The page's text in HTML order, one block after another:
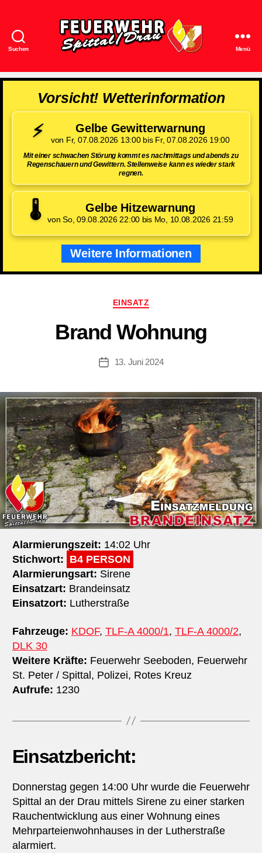
Suchen
Spittal/Drau
Menü
Vorsicht! Wetterinformation
⚡ Gelbe Gewitterwarnung
von Fr, 07.08.2026 13:00 bis Fr, 07.08.2026 19:00
Mit einer schwachen Störung kommt es nachmittags und abends zu
Regenschauern und Gewittern. Stellenweise kann es wieder stark
regnen.
🌡️ Gelbe Hitzewarnung
von So, 09.08.2026 22:00 bis Mo, 10.08.2026 21:59
Weitere Informationen
Kategorien
EINSATZ
Brand Wohnung
Beitragsdatum
13. Juni 2024
Alarmierungszeit: 14:02 Uhr
Stichwort: B4 PERSON
Alarmierungsart: Sirene
Einsatzart: Brandeinsatz
Einsatzort: Lutherstraße
Fahrzeuge: KDOF, TLF-A 4000/1, TLF-A 4000/2,
DLK 30
Weitere Kräfte: Feuerwehr Seeboden, Feuerwehr
St. Peter / Spittal, Polizei, Rotes Kreuz
Aufrufe: 1230
Einsatzbericht:
Donnerstag gegen 14:00 Uhr wurde die Feuerwehr
Spittal an der Drau mittels Sirene zu einer starken
Rauchentwicklung aus einer Wohnung eines
Mehrparteienwohnhauses in der Lutherstraße
alarmiert.